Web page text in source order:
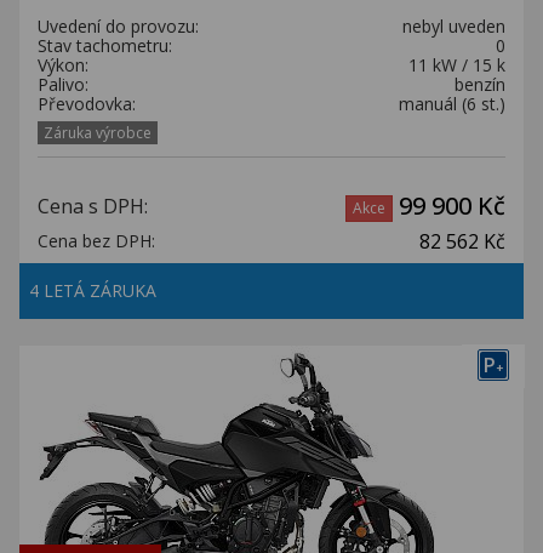
Uvedení do provozu:
nebyl uveden
Stav tachometru:
0
Výkon:
11 kW / 15 k
Palivo:
benzín
Převodovka:
manuál (6 st.)
Záruka výrobce
Cena s DPH: Akce 99 900 Kč
Cena bez DPH: 82 562 Kč
4 LETÁ ZÁRUKA
P+